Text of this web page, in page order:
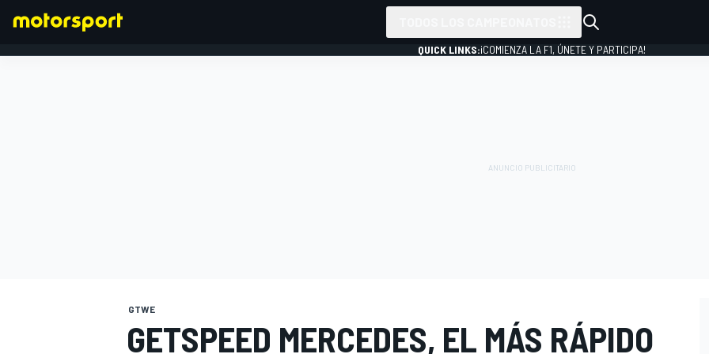
QUICK LINKS:¡COMIENZA LA F1, ÚNETE Y PARTICIPA!
GTWE
GETSPEED MERCEDES, EL MÁS RÁPIDO